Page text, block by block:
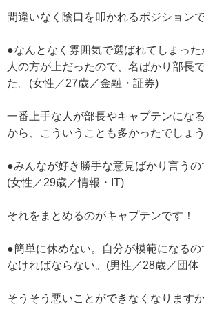
間違いなく陰口を叩かれるポジション
●なんとなく雰囲気で選ばれてしまっ
人の方が上だったので、名ばかり部長
た。(女性／27歳／金融・証券)
一番上手な人が部長やキャプテンにな
から、こういうことも多かったでしょう
●みんなが好き勝手な意見ばかり言うの
(女性／29歳／情報・IT)
それをまとめるのがキャプテンです！
●簡単に休めない。自分が模範になる
なければならない。(男性／28歳／団体
そうそう悪いことができなくなりますか